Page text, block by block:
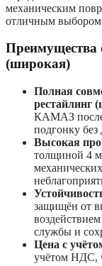
механическим
отличным
Преимущества
(широкая)
Полная
рестайлинг
КАМАЗ после
подгонку
Высокая
толщиной 4
защищён от
службы и
Цена с
учётом НДС,